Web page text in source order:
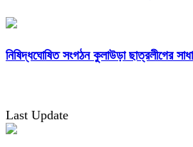
নিষিদ্ধঘোষিত সংগঠন কুলাউড়া ছাত্রলীগের
Last Update